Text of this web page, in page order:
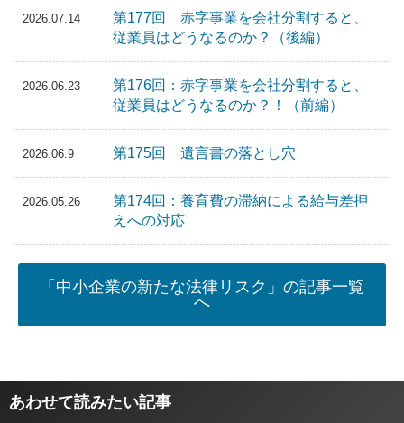
2026.07.14
第177回 赤字事業を会社分割すると、
従業員はどうなるのか？（後編）
2026.06.23
第176回：赤字事業を会社分割すると、
従業員はどうなるのか？！（前編）
2026.06.9 第175回 遺言書の落とし穴
2026.05.26
第174回：養育費の滞納による給与差押
えへの対応
「中小企業の新たな法律リスク」の記事一覧
へ
あわせて読みたい記事